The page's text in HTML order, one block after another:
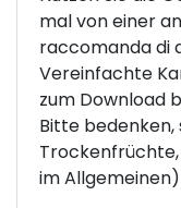
mal von einer
raccomanda di
Vereinfachte
zum Download
Bitte
im